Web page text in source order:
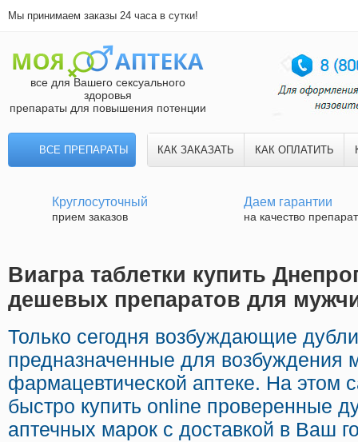
Мы принимаем заказы 24 часа в сутки!
все для Вашего сексуального
здоровья
препараты для повышения потенции
ВСЕ ПРЕПАРАТЫ КАК ЗАКАЗАТЬ КАК ОПЛАТИТЬ
Круглосуточный
прием заказов
Даем гарантии
на качество
Виагра таблетки купить
дешевых препаратов для
Только сегодня возбуждающие
предназначенные для
фармацевтической аптеке. На этом
быстро купить online проверенные
аптечных марок с доставкой в Ваш